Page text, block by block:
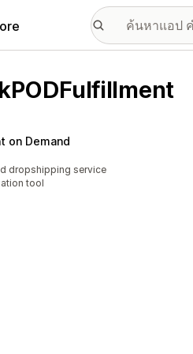
on Demand
dropshipping service
tool